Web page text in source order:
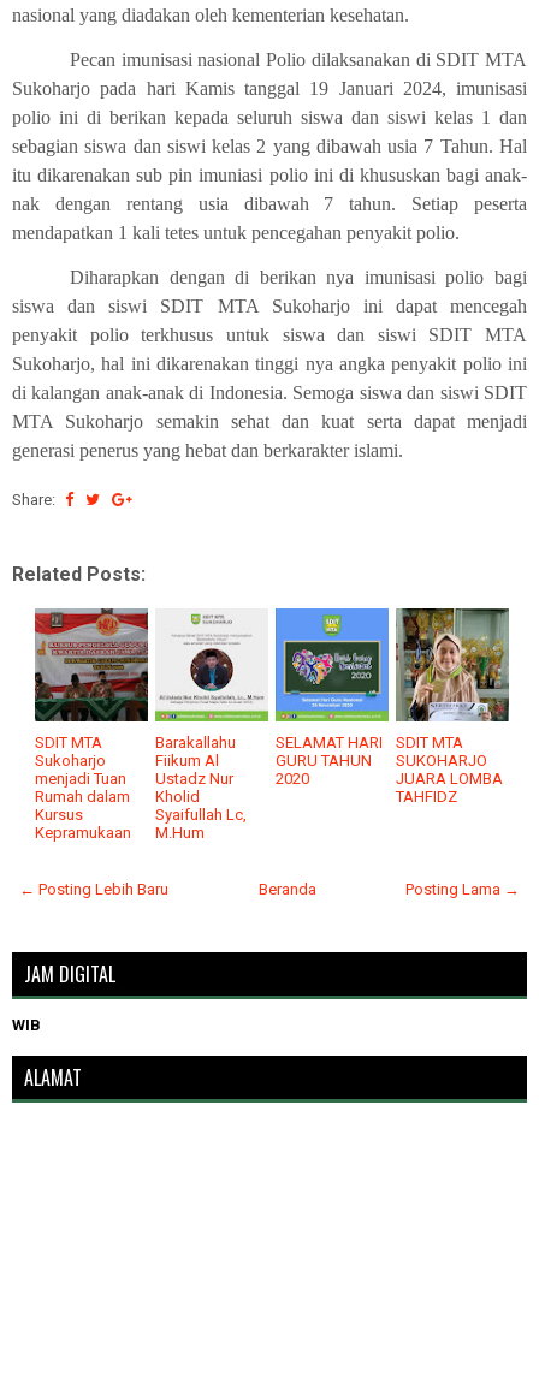
nasional yang diadakan oleh kementerian kesehatan.
Pecan imunisasi nasional Polio dilaksanakan di SDIT MTA
Sukoharjo pada hari Kamis tanggal 19 Januari 2024, imunisasi
polio ini di berikan kepada seluruh siswa dan siswi kelas 1 dan
sebagian siswa dan siswi kelas 2 yang dibawah usia 7 Tahun. Hal
itu dikarenakan sub pin imuniasi polio ini di khususkan bagi anak-
nak dengan rentang usia dibawah 7 tahun. Setiap peserta
mendapatkan 1 kali tetes untuk pencegahan penyakit polio.
Diharapkan dengan di berikan nya imunisasi polio bagi
siswa dan siswi SDIT MTA Sukoharjo ini dapat mencegah
penyakit polio terkhusus untuk siswa dan siswi SDIT MTA
Sukoharjo, hal ini dikarenakan tinggi nya angka penyakit polio ini
di kalangan anak-anak di Indonesia. Semoga siswa dan siswi SDIT
MTA Sukoharjo semakin sehat dan kuat serta dapat menjadi
generasi penerus yang hebat dan berkarakter islami.
Share:
Related Posts:
SDIT MTA
Sukoharjo
menjadi Tuan
Rumah dalam
Kursus
Kepramukaan
Barakallahu
Fiikum Al
Ustadz Nur
Kholid
Syaifullah Lc,
M.Hum
SELAMAT HARI
GURU TAHUN
2020
SDIT MTA
SUKOHARJO
JUARA LOMBA
TAHFIDZ
← Posting Lebih Baru Posting Lama →
Beranda
JAM DIGITAL
WIB
ALAMAT